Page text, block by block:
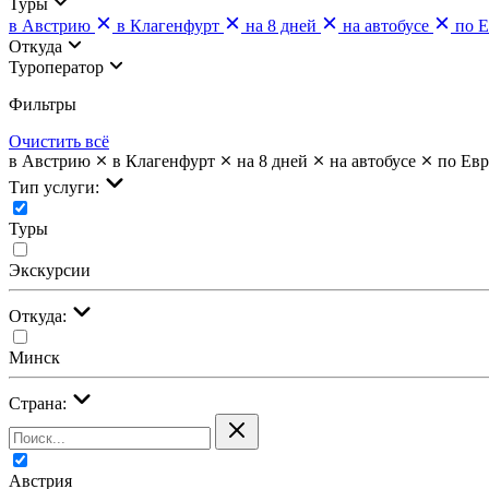
в Австрию
в Клагенфурт на 8 дней на автобусе
по
Откуда
Туроператор
Фильтры
Очистить всё
в Австрию
в Клагенфурт на 8 дней на автобусе
по
Тип услуги:
Туры
Экскурсии
Откуда:
Минск
Страна:
Австрия